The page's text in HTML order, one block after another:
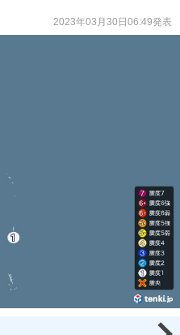
2023年03月30日06:49発表